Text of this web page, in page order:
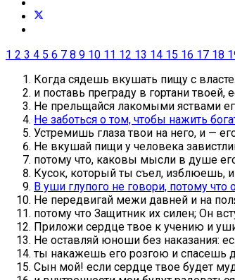
1 2 3 4 5 6 7 8 9 10 11 12 13 14 15 16 17 18
Когда сядешь вкушать пищу с
и поставь преграду в гортани твоей,
Не прельщайся лакомыми яствами
Не заботься о том, чтобы нажить
Устремишь глаза твои на него, и —
Не вкушай пищи у человека
потому что, каковы мысли в душе
Кусок, который ты съел, изблюешь,
В уши глупого не говори, потому
Не передвигай межи давней и на
потому что Защитник их силен; Он
Приложи сердце твое к учению и
Не оставляй юноши без наказания:
ты накажешь его розгою и спасешь
Сын мой! если сердце твое будет